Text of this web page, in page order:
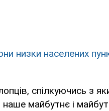
низки населених
спілкуючись з
майбутнє і